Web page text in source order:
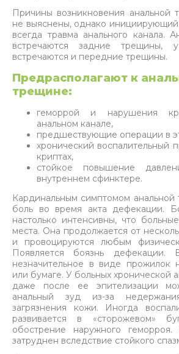
Причины возникновения анальной
не выяснены, однако инициирующий
всегда травма анального канала.
встречаются задние трещины,
встречаются и передние трещины.
Предрасполагают к
трещине:
геморрой и нарушения
анальном канале,
предшествующие операции в
хронический воспалительный
криптах,
стойкое повышение
внутреннем сфинктере.
Кардинальным симптомом анальной
боль во время акта дефекации.
настолько интенсивны, что
места. Она продолжается от
и провоцируются любым
Появляется боязнь дефекации.
незначительное в виде прожилок
или бумаге. У больных хронической
даже после ее эпителизации
анальный зуд из-за
загрязнения кожи. Иногда
развивается в «сторожевом»
обострение наружного
затруднен вследствие стойкого